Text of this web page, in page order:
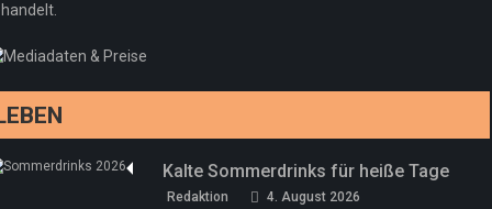
Kalte Sommerdrinks für heiße Tage
Redaktion 4. August 2026